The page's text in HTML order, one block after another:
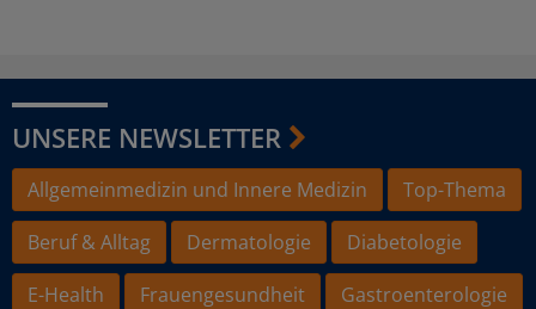
UNSERE NEWSLETTER
Allgemeinmedizin und Innere Medizin
Top-Thema
Beruf & Alltag
Dermatologie
Diabetologie
E-Health
Frauengesundheit
Gastroenterologie